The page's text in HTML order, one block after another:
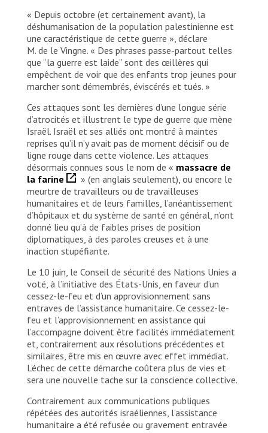
« Depuis octobre (et certainement avant), la
déshumanisation de la population palestinienne est
une caractéristique de cette guerre », déclare
M. de le Vingne. « Des phrases passe-partout telles
que ‘‘la guerre est laide’’ sont des œillères qui
empêchent de voir que des enfants trop jeunes pour
marcher sont démembrés, éviscérés et tués. »
Ces attaques sont les dernières d’une longue série
d’atrocités et illustrent le type de guerre que mène
Israël. Israël et ses alliés ont montré à maintes
reprises qu’il n’y avait pas de moment décisif ou de
ligne rouge dans cette violence. Les attaques
désormais connues sous le nom de « massacre de
la farine
» (en anglais seulement), ou encore le
meurtre de travailleurs ou de travailleuses
humanitaires et de leurs familles, l’anéantissement
d’hôpitaux et du système de santé en général, n’ont
donné lieu qu’à de faibles prises de position
diplomatiques, à des paroles creuses et à une
inaction stupéfiante.
Le 10 juin, le Conseil de sécurité des Nations Unies a
voté, à l’initiative des États-Unis, en faveur d’un
cessez-le-feu et d’un approvisionnement sans
entraves de l’assistance humanitaire. Ce cessez-le-
feu et l’approvisionnement en assistance qui
l’accompagne doivent être facilités immédiatement
et, contrairement aux résolutions précédentes et
similaires, être mis en œuvre avec effet immédiat.
L’échec de cette démarche coûtera plus de vies et
sera une nouvelle tache sur la conscience collective.
Contrairement aux communications publiques
répétées des autorités israéliennes, l’assistance
humanitaire a été refusée ou gravement entravée